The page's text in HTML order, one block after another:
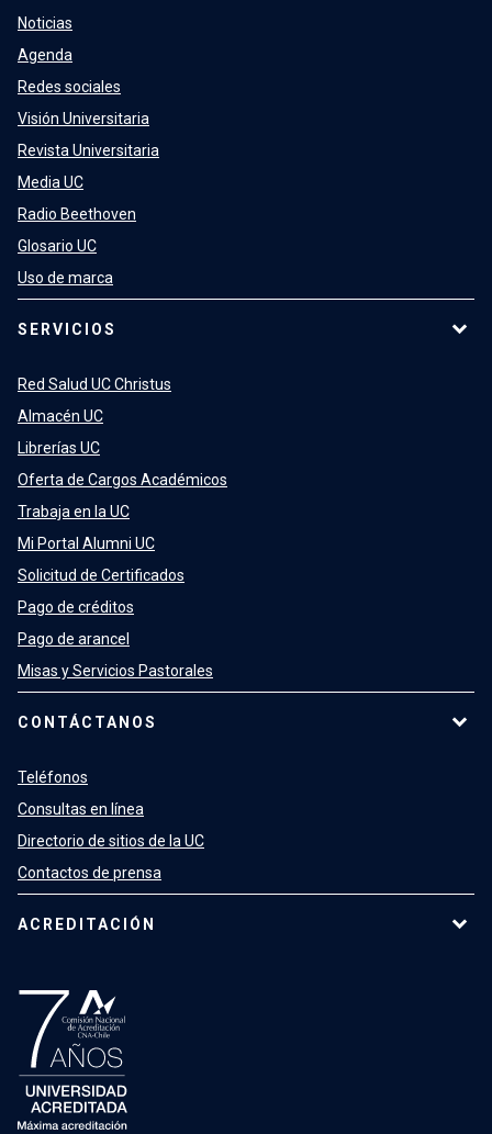
Noticias
Agenda
Redes sociales
Visión Universitaria
Revista Universitaria
Media UC
Radio Beethoven
Glosario UC
Uso de marca
SERVICIOS
Red Salud UC Christus
Almacén UC
Librerías UC
Oferta de Cargos Académicos
Trabaja en la UC
Mi Portal Alumni UC
Solicitud de Certificados
Pago de créditos
Pago de arancel
Misas y Servicios Pastorales
CONTÁCTANOS
Teléfonos
Consultas en línea
Directorio de sitios de la UC
Contactos de prensa
ACREDITACIÓN